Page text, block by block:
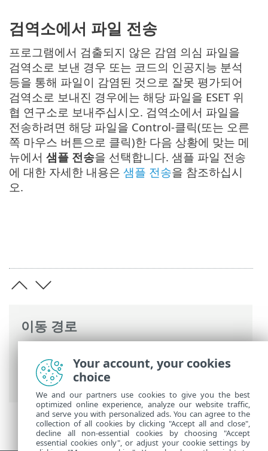
이동 경로
Antivirus for macOS>ESET Endpoint
Antivirus for macOS 운용
검역소에서 파일 전송
프로그램에서 검출되지 않은 감염 의심 파일을
검역소로 보낸 경우 또는 코드의 인공지능 분석
등을 통해 파일이 감염된 것으로 잘못 평가되어
검역소로 보내진 경우에는 해당 파일을 ESET 위
협 연구소로 보내주십시오. 검역소에서 파일을
전송하려면 해당 파일을 Control-클릭(또는 오른
쪽 마우스 버튼으로 클릭)한 다음 상황에 맞는 메
뉴에서 샘플 전송을 선택합니다. 샘플 파일 전송
에 대한 자세한 내용은 샘플 전송을 참조하십시
오.
Your account, your cookies
choice
We and our partners use cookies to give you the best
optimized online experience, analyze our website traffic,
and serve you with personalized ads. You can agree to the
collection of all cookies by clicking "Accept all and close",
decline all non-essential cookies by choosing "Accept
essential cookies only", or adjust your cookie settings by